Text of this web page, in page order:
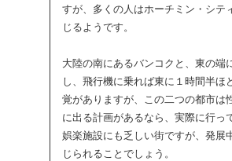
すが、多くの人はホーチミン・シテ
じるようです。
大陸の南にあるバンコクと、東の端
し、飛行機に乗れば東に１時間半
覚がありますが、この二つの都市は
に出る計画があるなら、実際に行っ
娯楽施設にも乏しい街ですが、発展
じられることでしょう。